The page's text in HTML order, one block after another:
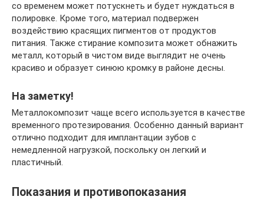
со временем может потускнеть и будет нуждаться в
полировке. Кроме того, материал подвержен
воздействию красящих пигментов от продуктов
питания. Также стирание композита может обнажить
металл, который в чистом виде выглядит не очень
красиво и образует синюю кромку в районе десны.
На заметку!
Металлокомпозит чаще всего используется в качестве
временного протезирования. Особенно данный вариант
отлично подходит для имплантации зубов с
немедленной нагрузкой, поскольку он легкий и
пластичный.
Показания и противопоказания